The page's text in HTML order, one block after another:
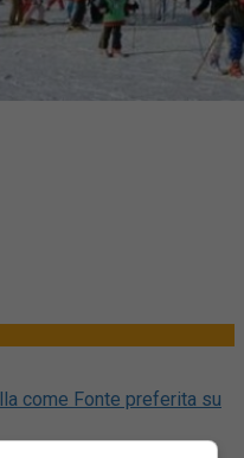
come Fonte preferita su